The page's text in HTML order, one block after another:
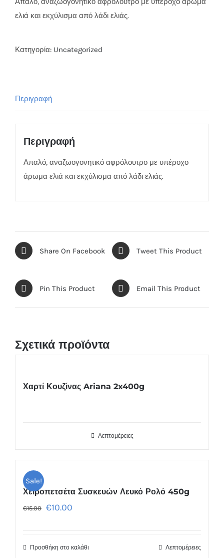
ελιά και εκχύλισμα από λάδι ελιάς.
Κατηγορία: Uncategorized
Περιγραφή
Περιγραφή
Απαλό, αναζωογονητικό αφρόλουτρο με υπέροχο
άρωμα ελιά και εκχύλισμα από λάδι ελιάς.
Share On Facebook Tweet This Product
Pin This Product Email This Product
Σχετικά προϊόντα
Χαρτί Κουζίνας Ariana 2x400g
Λεπτομέρειες
Sale!
Χειροπετσέτα Συσκευών Λευκό Ρολό 450g
€15.00 €10.00
Προσθήκη στο καλάθι Λεπτομέρειες